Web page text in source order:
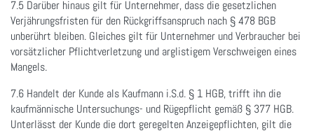
7.5 Darüber hinaus gilt für Unternehmer, dass die gesetzlichen
Verjährungsfristen für den Rückgriffsanspruch nach § 478 BGB
unberührt bleiben. Gleiches gilt für Unternehmer und Verbraucher bei
vorsätzlicher Pflichtverletzung und arglistigem Verschweigen eines
Mangels.
7.6 Handelt der Kunde als Kaufmann i.S.d. § 1 HGB, trifft ihn die
kaufmännische Untersuchungs- und Rügepflicht gemäß § 377 HGB.
Unterlässt der Kunde die dort geregelten Anzeigepflichten, gilt die